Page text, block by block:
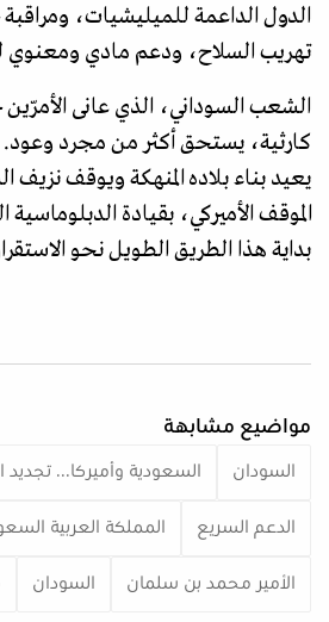
الدول الداعمة للميليشيات،
تهريب السلاح، ودعم مادي ومعنوي
الشعب السوداني، الذي عانى
كارثية، يستحق أكثر من مجرد
يعيد بناء بلاده المنهكة ويوقف نزيف
الموقف الأميركي، بقيادة
بداية هذا الطريق الطويل نحو
مواضيع مشابهة
السودان السعودية وأميركا... تجديد
الدعم السريع المملكة العربية
الأمير محمد بن سلمان السودان